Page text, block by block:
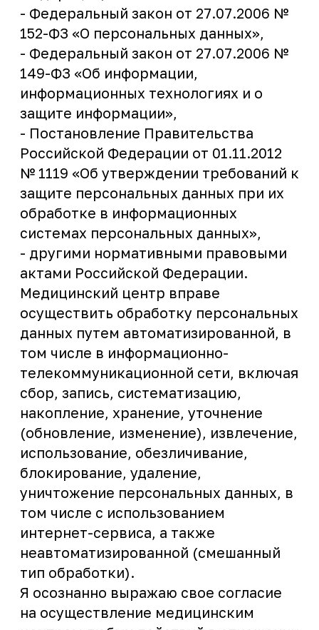
моих персональных данных, которые
необходимы или желаемы для
достижения указанных целей.
Медицинский центр гарантирует, что
полученные от меня персональные
данные не являются общедоступными.
Медицинский центр гарантирует
обработку персональных данных
посетителя сайта в соответствии с
действующим законодательством о
персональных данных.
Я уведомлен Отелем, что
предполагаемыми пользователями
персональных данных являются
сотрудники Отеля, а также лица,
привлеченные Отелем на основе
гражданских правоотношений. Мне
известно, что согласие на обработку
персональных данных может быть
отозвано мною, как субъектом
персональных данных, или моим
законным представителем путем
направления письменного требования
на электронный адрес:
panorama.medical@mail.ru
законного представителя с
приложением надлежащим образом
оформленной доверенности), либо на
материальном носителе почтовым
отправлением (заказным письмом с
уведомлением) на указанный в
настоящем согласии адрес
медицинского центра.
Я подтверждаю, что, давая согласие,
действую без принуждения, по
интересах. Настоящее Согласие
вступает в силу с момента подписания
и ознакомления с Политикой
обработки и защиты персональных
данных, размещенной по ссылке
https://medkislovodsk.ru/politika/,
действует в течение сроков,